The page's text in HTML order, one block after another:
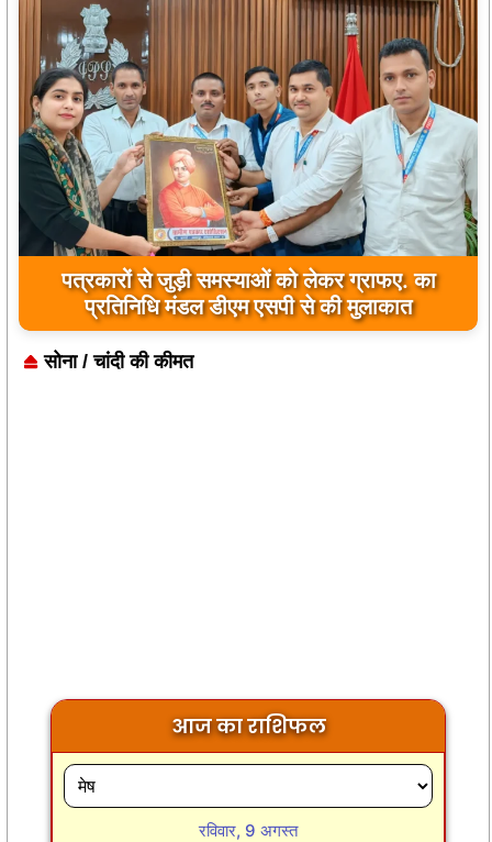
पत्रकारों से जुड़ी समस्याओं को लेकर ग्राफए. का
प्रतिनिधि मंडल डीएम एसपी से की मुलाकात
जिला कारागार में दो पावरलूम सेट का उद्घाटन, बंदियों को
मिलेगा रोजगार का अवसर
सोना / चांदी की कीमत
आज का राशिफल
रविवार, 9 अगस्त